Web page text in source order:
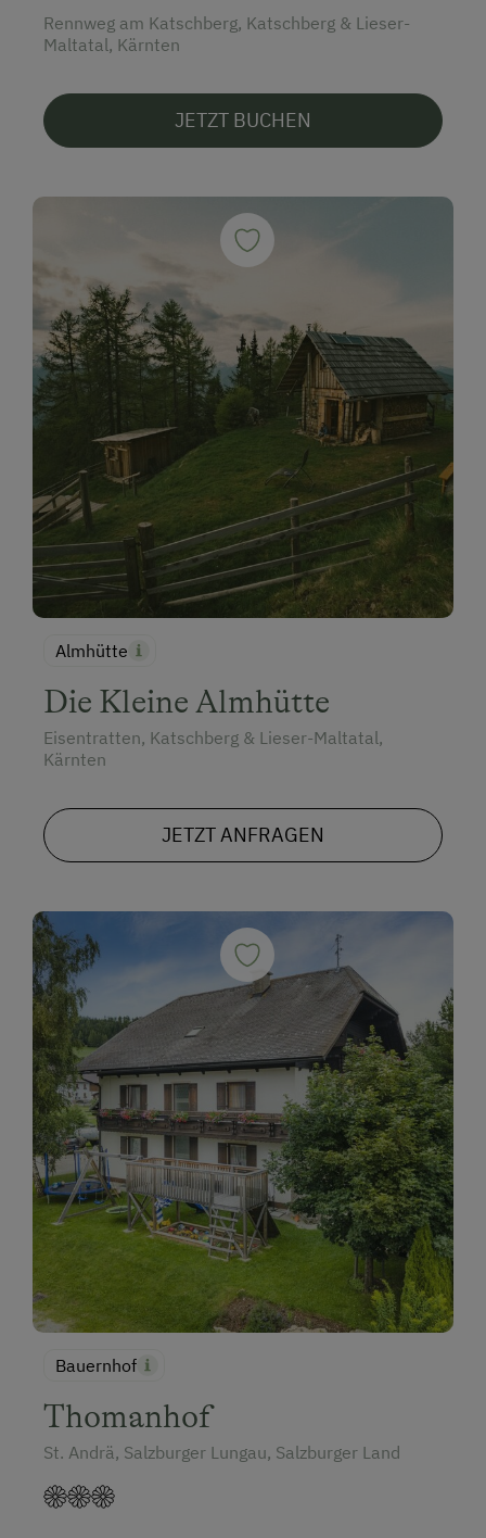
Rennweg am Katschberg, Katschberg & Lieser-
Maltatal, Kärnten
JETZT BUCHEN
Almhütte
Die Kleine Almhütte
Eisentratten, Katschberg & Lieser-Maltatal,
Kärnten
JETZT ANFRAGEN
Bauernhof
Thomanhof
St. Andrä, Salzburger Lungau, Salzburger Land